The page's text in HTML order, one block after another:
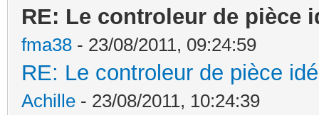
RE: Le controleur de pièce
fma38 - 23/08/2011, 09:24:59
RE: Le controleur de pièce
Achille - 23/08/2011, 10:24:39